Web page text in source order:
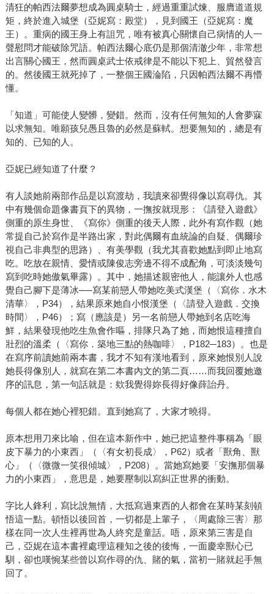
清狂的帕西法爾夢想成為圓桌騎士，經過重重試煉、服膺道道規
矩，終於進入城堡（亞妮寫：殿堂），見到國王（亞妮寫：魔
王）。重病的國王身上有詛咒，唯有被真心關懷自己病情的人一
聲慰問才能破除咒語。帕西法爾心底仍是那個清澈少年，非常想
出言關心國王，然而圓桌武士依戒律是不能以下犯上、貿然發言
的。然後國王就死掉了，一整個王國淪陷，只因帕西法爾不再懵
懂。
「知道」可能使人變髒，變錯。然而，沒有任何無知的人會夢寐
以求無知。唯願孩兒愚且魯的必然是蘇軾。想要無知的，總是有
知的、已知的人。
亞妮已經知道了什麼？
有人談她前兩部作品是以寫渡劫，我讀來卻覺得像以寫尋仇。其
中有幾個命題像書頁下的異物，一撫按就現形：《請登入遊戲》
側重的原生身世、《寫你》側重的後天人際，此外有寫作觀（她
常提自己於寫作是半路出家，對此偶爾有血統論的自疑、偶爾珍
視自己非典型的思路）、有美學觀（我尤其喜歡她點到即止地寫
吃。吃放在親情、愛情或陳俊志旁邊不得不成配角，可淡淡幾句
寫到吃時她傲氣畢露）。其中，她描述親密他人，能讓外人也感
覺自己腳下是薄冰──寫某前戀人帶她吃美式漢堡（〈寫你．水木
清華〉，P34），結果原來她自小恨漢堡（〈請登入遊戲．交換
時間〉，P46）；寫（應該是）另一名前戀人帶她到名店吃海
鮮，結果發現他吃生魚會作嘔，排隊只為了她，而她恨這種擅自
壯烈的溫柔（〈寫你．築地三點的熱咖啡〉，P182─183）。也是
在寫序前讀她前兩本書，我才不知有漢地看到，原來她恨別人說
她長得像別人，就寫在第二本書內文的第二頁……而我回覆她邀
序的訊息，第一句話就是：欸我覺得妳長得好像薛詒丹。
每個人都在她心裡犯錯。直到她寫了，大家才曉得。
原本想用刀來比喻，但在這本新作中，她已把這整件事稱為「眼
皮下暴力的小東西」（〈有女初長成〉，P62）或者「獸角、獸
心」（〈微微一笑很傾城〉，P208）。當她寫她要「安撫那個暴
力的小東西」，意思是，她要壓制以寫糾正世界的衝動。
字比人鋒利，寫比說無情，大抵寫過東西的人都會在某時某刻頓
悟這一點。頓悟以後回首，一切都是上輩子，〈周處除三害〉那
樣在同一次人生裡再世為人終究是童話。唔，原來第三害是自
己，亞妮在這本書裡處理這種知之後的後悔，一面慶幸獸心已
馴，卻也嘆惋某些曾以寫作尋的仇、賭的氣，當初一賭就起手無
回了。